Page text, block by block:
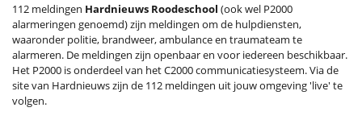
112 meldingen Hardnieuws Roodeschool (ook wel P2000
alarmeringen genoemd) zijn meldingen om de hulpdiensten,
waaronder politie, brandweer, ambulance en traumateam te
alarmeren. De meldingen zijn openbaar en voor iedereen beschikbaar.
Het P2000 is onderdeel van het C2000 communicatiesysteem. Via de
site van Hardnieuws zijn de 112 meldingen uit jouw omgeving 'live' te
volgen.